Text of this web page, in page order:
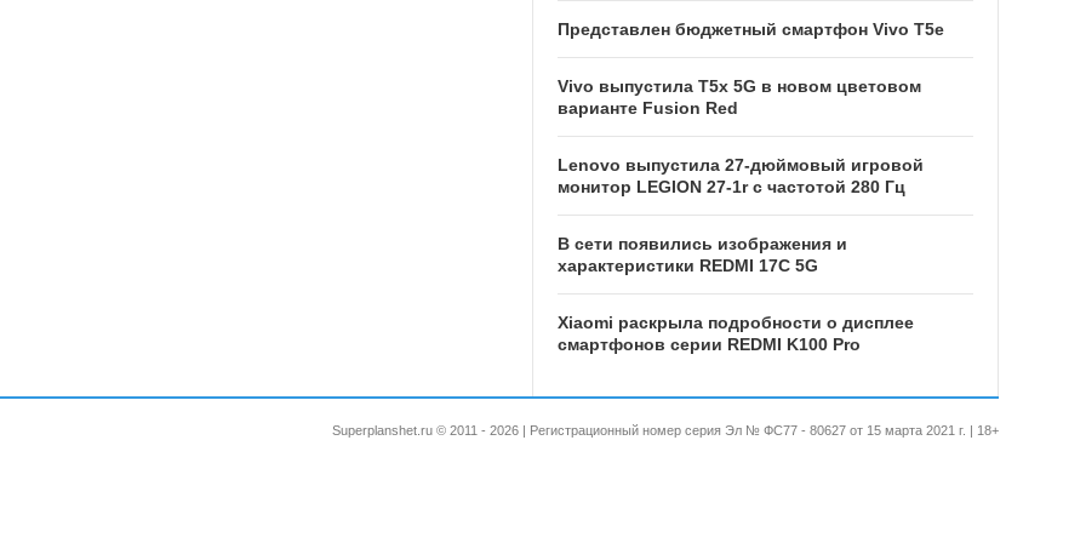
Представлен бюджетный смартфон Vivo T5e
Vivo выпустила T5x 5G в новом цветовом
варианте Fusion Red
Lenovo выпустила 27-дюймовый игровой
монитор LEGION 27-1r с частотой 280 Гц
В сети появились изображения и
характеристики REDMI 17C 5G
Xiaomi раскрыла подробности о дисплее
смартфонов серии REDMI K100 Pro
Superplanshet.ru © 2011 - 2026 | Регистрационный номер серия Эл № ФС77 - 80627 от 15 марта 2021 г. | 18+